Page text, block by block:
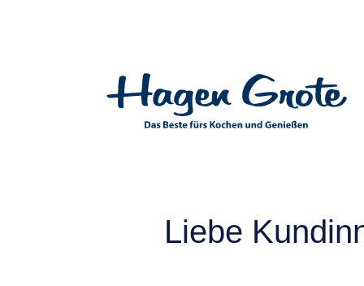
Liebe